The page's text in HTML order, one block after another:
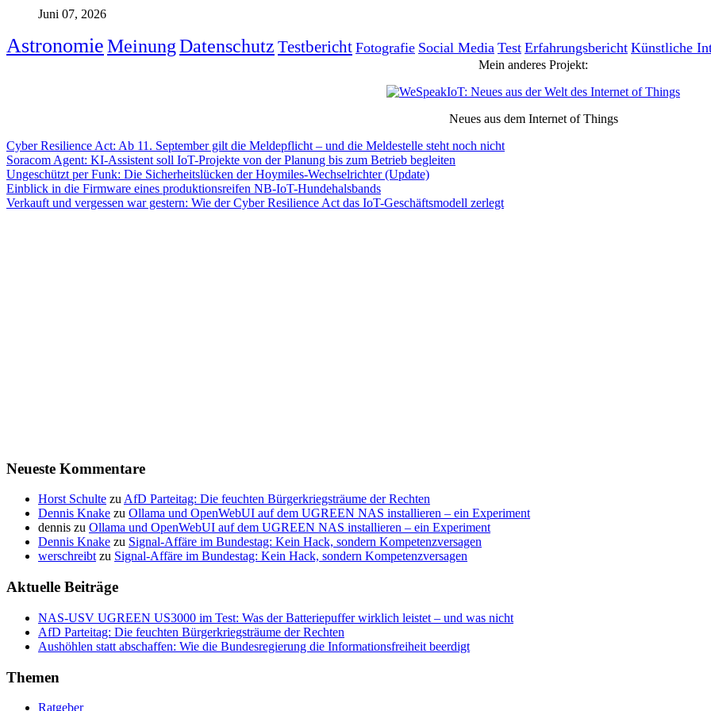
Juni 07, 2026
AstronomieMeinungDatenschutz Testbericht Fotografie Social Media Test Erfahrungsbericht Künstliche
Mein anderes Projekt:
Neues aus dem Internet of Things
Cyber Resilience Act: Ab 11. September gilt die Meldepflicht – und die Meldestelle steht noch nicht
Soracom Agent: KI-Assistent soll IoT-Projekte von der Planung bis zum Betrieb begleiten
Ungeschützt per Funk: Die Sicherheitslücken der Hoymiles-Wechselrichter (Update)
Einblick in die Firmware eines produktionsreifen NB-IoT-Hundehalsbands
Verkauft und vergessen war gestern: Wie der Cyber Resilience Act das IoT-Geschäftsmodell zerlegt
Neueste Kommentare
Horst Schulte zuAfD Parteitag: Die feuchten Bürgerkriegsträume der Rechten
Dennis Knake zu Ollama und OpenWebUI auf dem UGREEN NAS installieren – ein Experiment
dennis zu Ollama und OpenWebUI auf dem UGREEN NAS installieren – ein Experiment
Dennis Knake zu Signal-Affäre im Bundestag: Kein Hack, sondern Kompetenzversagen
werschreibtzu Signal-Affäre im Bundestag: Kein Hack, sondern Kompetenzversagen
Aktuelle Beiträge
NAS-USV UGREEN US3000 im Test: Was der Batteriepuffer wirklich leistet – und was nicht
AfD Parteitag: Die feuchten Bürgerkriegsträume der Rechten
Aushöhlen statt abschaffen: Wie die Bundesregierung die Informationsfreiheit beerdigt
Themen
Ratgeber